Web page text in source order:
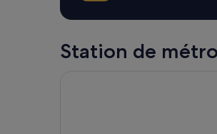
Station de